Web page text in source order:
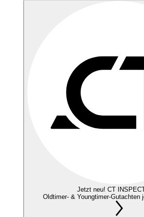
Jetzt neu! CT
Oldtimer- & Youngtimer-Gutachten